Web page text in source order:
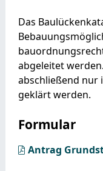
Das
abgeleitet
abschließend nur
geklärt werden.
Formular
Antrag